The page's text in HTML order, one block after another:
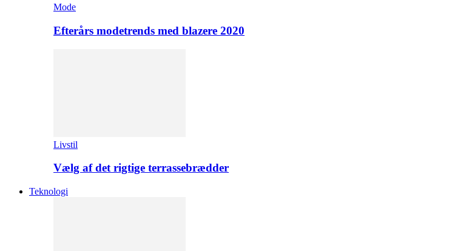
Mode
Efterårs modetrends med blazere 2020
Livstil
Vælg af det rigtige terrassebrædder
Teknologi